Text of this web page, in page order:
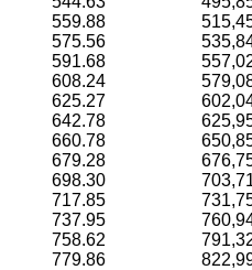
559.88
575.56
591.68
608.24
625.27
642.78
660.78
679.28
698.30
717.85
737.95
758.62
779.86